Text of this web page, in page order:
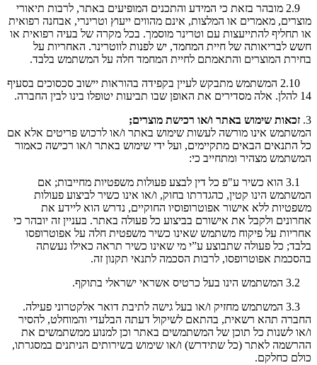
2.9 מובהר בזאת כי המידע והתכנים המופיעים באתר, לרבות תיאורי
מוצרים, מאמרים או המלצות, אינם מהווים ייעוץ וטרינרי, אבחנה רפואית
או תחליף להתייעצות עם וטרינר מוסמך. בכל מקרה של בעיה רפואית או
חשש לבריאותה של חיית המחמד, יש לפנות לווטרינר. האחריות על
בחירת המוצרים והתאמתם לחיית המחמד חלה על המשתמש בלבד.
2.10 המשתמש מתבקש לעיין בקפידה בהוראות יישוב סכסוכים בסעיף
14 להלן. אלה מסדירים את האופן שבו תביעות יטופלו בינו לבין החברה.
3. זכאות שימוש באתר ו/או רכישת מוצרים;
המשתמש אינו מורשה לעשות שימוש באתר ו/או לרכוש פריטים אלא אם
כל התנאים הבאים מתקיימים, ועל ידי שימוש באתר ו/או רכישה כאמור
המשתמש מצהיר ומתחייב כי:
3.1 הוא כשיר ע"פ כל דין לבצע פעולות משפטיות מחייבות; אם
המשתמש הינו קטין, כהגדרתו בחוק, ו/או אינו כשיר לביצוע פעולות
משפטיות ללא אישור אפוטרופוסיו החוקיים, נדרש הוא ליידע את
אחרונים ולקבל את אישורם בביצוע כל פעולה באתר. בעניין זה יובהר כי
אחריות על פיקוח משתמש שאינו כשיר משפטית חלה על אפוטרופסו
בלבד; כל פעולה שתבוצע ע”י מי שאינו כשיר תראה כאילו נעשתה
בהסכמת אפוטרופסו, לרבות הסכמה לתנאי תקנון זה.
3.3 המשתמש מחזיק ו/או בעל גישה לתיבת דואר אלקטרוני פעילה.
החברה תהא רשאית, בהתאם לשיקול דעתה הבלעדי והמוחלט, להסיר
ו/או לשנות כל תוכן של המשתמשים באתר וכן למנוע ממשתמשים את
ההרשמה לאתר (כל שתידרש) ו/או שימוש בשירותים הניתנים במסגרתו,
כולם כחלקם.